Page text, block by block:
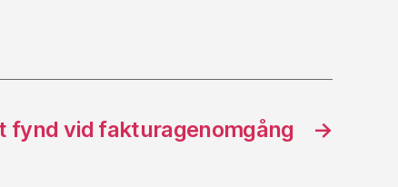
→
fynd vid fakturagenomgång